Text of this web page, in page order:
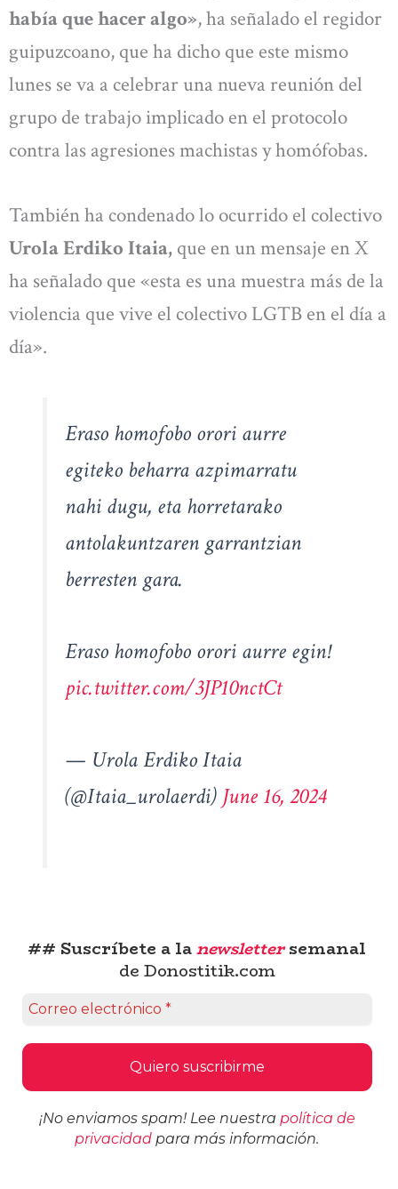
había que hacer algo», ha señalado el regidor
guipuzcoano, que ha dicho que este mismo
lunes se va a celebrar una nueva reunión del
grupo de trabajo implicado en el protocolo
contra las agresiones machistas y homófobas.
También ha condenado lo ocurrido el colectivo
Urola Erdiko Itaia, que en un mensaje en X
ha señalado que «esta es una muestra más de la
violencia que vive el colectivo LGTB en el día a
día».
Eraso homofobo orori aurre
egiteko beharra azpimarratu
nahi dugu, eta horretarako
antolakuntzaren garrantzian
berresten gara.
Eraso homofobo orori aurre egin!
pic.twitter.com/3JP10nctCt
— Urola Erdiko Itaia
(@Itaia_urolaerdi) June 16, 2024
## Suscríbete a lanewslettersemanal
de Donostitik.com
¡No enviamos spam! Lee nuestra política de
privacidad para más información.